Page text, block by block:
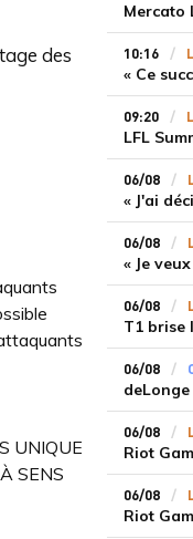
des
UNIQUE
SENS
10:16
09:20
06/08
06/08
06/08
06/08
06/08
06/08